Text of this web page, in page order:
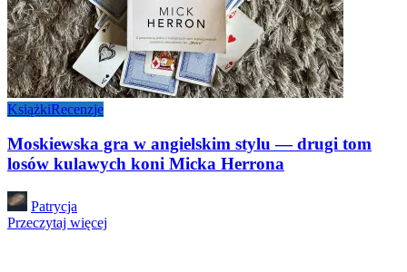
KsiążkiRecenzje
Moskiewska gra w angielskim stylu — drugi tom
losów kulawych koni Micka Herrona
Posted
by
Patrycja
Przeczytaj więcej